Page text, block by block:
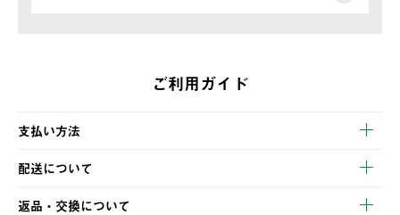
ご利用ガイド
支払い方法
以下のいずれかの方法でお支払いいただけます。
・クレジットカード決済
・コンビニ決済
配送について
【発送スケジュール】
返品・交換について